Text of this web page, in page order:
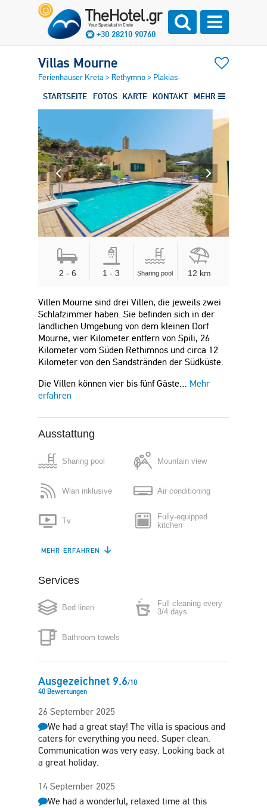
+30 28210 90760
Villas Mourne
Ferienhäuser Kreta > Rethymno> Plakias
STARTSEITE FOTOS KARTE KONTAKT MEHR
2 - 6 1 - 3 Sharing pool 12 km
Villen Mourne sind drei Villen, die jeweils zwei
Schlafzimmer haben. Sie befinden sich in der
ländlichen Umgebung von dem kleinen Dorf
Mourne, vier Kilometer entfern von Spili, 26
Kilometer vom Süden Rethimnos und circa 12
Kilometer von den Sandstränden der Südküste.
Die Villen können vier bis fünf Gäste… Mehr
erfahren
Ausstattung
Sharing pool Mountain view
Wlan inklusive Air conditioning
Tv
Fully-equipped
kitchen
Refrigerator
Coffee maker
Washing machine Iron
Hair-dryer
MEHR ERFAHREN
Services
Bed linen
Bathroom towels
Full cleaning every
3/4 days
Ausgezeichnet 9.6/10
40 Bewertungen
26 September 2025
We had a great stay! The villa is spacious and
caters for everything you need. Super clean.
Communication was very easy. Looking back at
a great holiday.
14 September 2025
We had a wonderful, relaxed time at this